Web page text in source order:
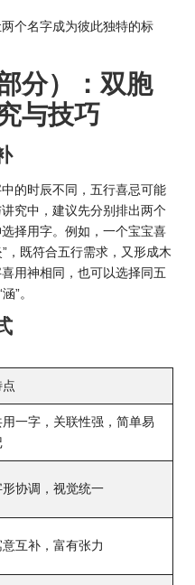
个名字成为彼此独特的标
分）：双胞
与技巧
的时辰不同，五行喜忌可能
究中，建议先分别排出两个
择用字。例如，一个宝宝喜
，既符合五行需求，又形成木
用神相同，也可以选择同五
”。
点
用一字，关联性强，简单易
形协调，视觉统一
意互补，富有张力